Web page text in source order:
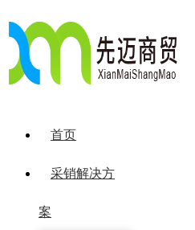
首页
采销解决方
案